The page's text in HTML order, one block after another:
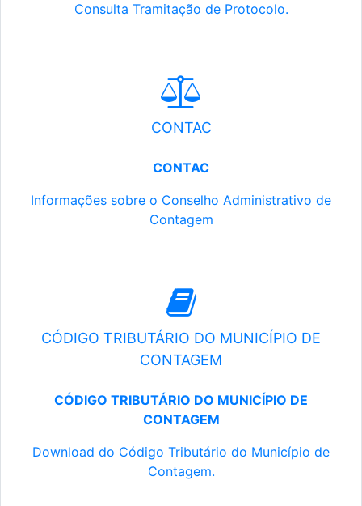
Consulta Tramitação de Protocolo.
CONTAC
CONTAC
Informações sobre o Conselho Administrativo de
Contagem
CÓDIGO TRIBUTÁRIO DO MUNICÍPIO DE
CONTAGEM
CÓDIGO TRIBUTÁRIO DO MUNICÍPIO DE
CONTAGEM
Download do Código Tributário do Município de
Contagem.